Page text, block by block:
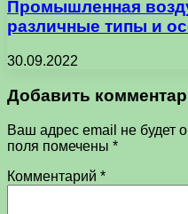
Промышленная
различные типы и
30.09.2022
Добавить
Ваш адрес email не будет
поля помечены *
Комментарий *